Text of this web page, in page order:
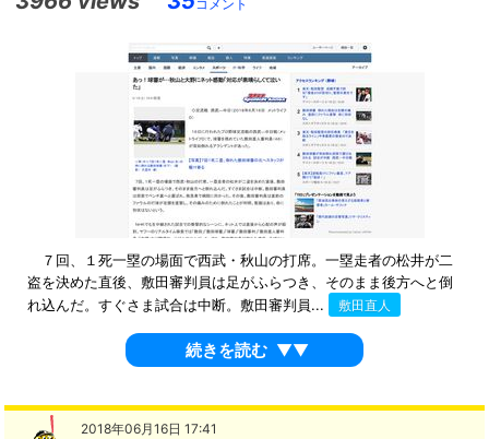
コメント
７回、１死一塁の場面で西武・秋山の打席。一塁走者の松井が二
盗を決めた直後、敷田審判員は足がふらつき、そのまま後方へと倒
れ込んだ。すぐさま試合は中断。敷田審判員...
敷田直人
続きを読む ▼▼
2018年06月16日 17:41